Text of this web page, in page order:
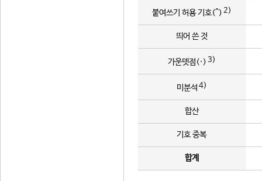
붙여쓰기 허용 기호(^) 2)
띄어 쓴 것
가운뎃점(·) 3)
미분석 4)
합산
기호 중복
합계